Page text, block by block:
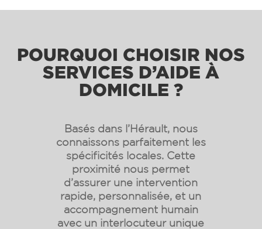
POURQUOI CHOISIR NOS
SERVICES D’AIDE À
DOMICILE ?
Basés dans l’Hérault, nous
connaissons parfaitement les
spécificités locales. Cette
proximité nous permet
d’assurer une intervention
rapide, personnalisée, et un
accompagnement humain
avec un interlocuteur unique